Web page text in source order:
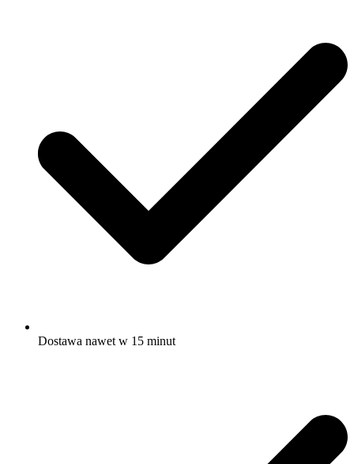
Dostawa nawet w 15 minut